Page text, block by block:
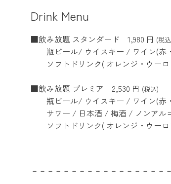
Drink Menu
■飲み放題 スタンダード 1,980 円 (税
瓶ビール/ ウイスキー / ワイン(赤
ソフトドリンク( オレンジ・ウーロ
■飲み放題 プレミア 2,530 円 (税込)
瓶ビール/ ウイスキー / ワイン(赤
サワー / 日本酒 / 梅酒 / ノンアル
ソフトドリンク( オレンジ・ウーロ
－－－－－－－－－－－－－－－－－